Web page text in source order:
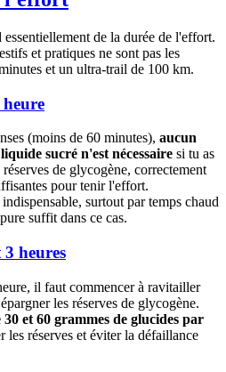
de la durée de l'effort.
et pratiques ne sont pas les
et un ultra-trail de 100 km.
(moins de 60 minutes), aucun
sucré n'est nécessaire si tu as
de glycogène, correctement
pour tenir l'effort.
surtout par temps chaud
suffit dans ce cas.
heures
il faut commencer à ravitailler
les réserves de glycogène.
30 et 60 grammes de glucides par
les réserves et éviter la défaillance